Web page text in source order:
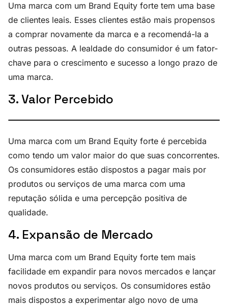
Uma marca com um Brand Equity forte tem uma base
de clientes leais. Esses clientes estão mais propensos
a comprar novamente da marca e a recomendá-la a
outras pessoas. A lealdade do consumidor é um fator-
chave para o crescimento e sucesso a longo prazo de
uma marca.
3. Valor Percebido
Uma marca com um Brand Equity forte é percebida
como tendo um valor maior do que suas concorrentes.
Os consumidores estão dispostos a pagar mais por
produtos ou serviços de uma marca com uma
reputação sólida e uma percepção positiva de
qualidade.
4. Expansão de Mercado
Uma marca com um Brand Equity forte tem mais
facilidade em expandir para novos mercados e lançar
novos produtos ou serviços. Os consumidores estão
mais dispostos a experimentar algo novo de uma